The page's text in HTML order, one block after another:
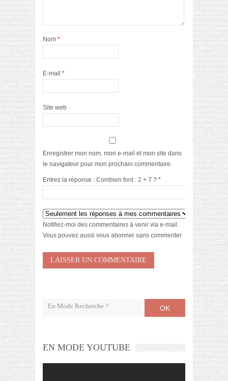
Nom *
E-mail *
Site web
Enregistrer mon nom, mon e-mail et mon site dans
le navigateur pour mon prochain commentaire.
Entrez la réponse : Combien font : 2 + 7 ? *
Notifiez-moi des commentaires à venir via e-mail.
Vous pouvez aussi vous abonner sans commenter.
OK
EN MODE YOUTUBE